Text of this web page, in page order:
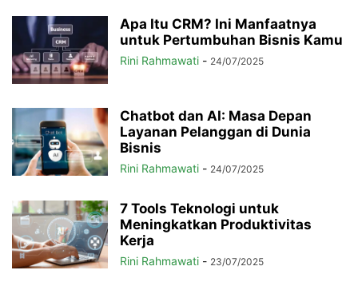
Apa Itu CRM? Ini Manfaatnya
untuk Pertumbuhan Bisnis Kamu
Rini Rahmawati - 24/07/2025
Chatbot dan AI: Masa Depan
Layanan Pelanggan di Dunia
Bisnis
Rini Rahmawati - 24/07/2025
7 Tools Teknologi untuk
Meningkatkan Produktivitas
Kerja
Rini Rahmawati - 23/07/2025